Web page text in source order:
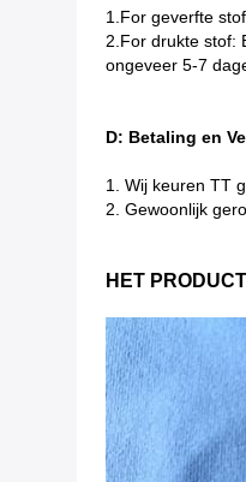
1.For geverfte
2.For drukte stof:
ongeveer 5-7
D: Betaling en
1. Wij keuren TT
2. Gewoonlijk
HET